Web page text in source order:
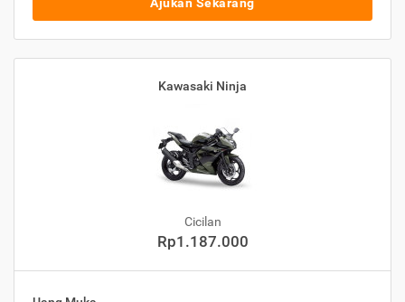
Ajukan Sekarang
Kawasaki Ninja
Cicilan
Rp1.187.000